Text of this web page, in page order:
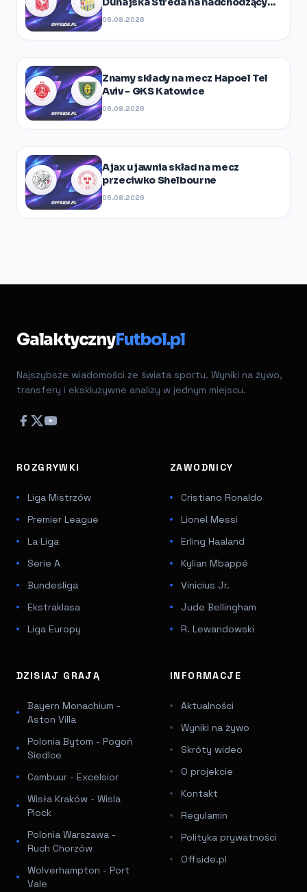
mecz
06.08.2026
Znamy składy na mecz Hapoel Tel
Aviv - GKS Katowice
06.08.2026
Ajax ujawnia skład na mecz
przeciwko Shelbourne
06.08.2026
GalaktycznyFutbol.pl
Najszybsze wiadomości ze świata sportu. Wyniki na żywo,
transfery i ekskluzywne analizy w jednym miejscu.
ROZGRYWKI
Liga Mistrzów
Premier League
La Liga
Serie A
Bundesliga
Ekstraklasa
Liga Europy
ZAWODNICY
Cristiano Ronaldo
Lionel Messi
Erling Haaland
Kylian Mbappé
Vinicius Jr.
Jude Bellingham
R. Lewandowski
DZISIAJ GRAJĄ
Bayern Monachium -
Aston Villa
Polonia Bytom - Pogoń
Siedlce
Cambuur - Excelsior
Wisła Kraków - Wisla
Plock
Polonia Warszawa -
Ruch Chorzów
Wolverhampton - Port
Vale
INFORMACJE
Aktualności
Wyniki na żywo
Skróty wideo
O projekcie
Kontakt
Regulamin
Polityka prywatności
Offside.pl